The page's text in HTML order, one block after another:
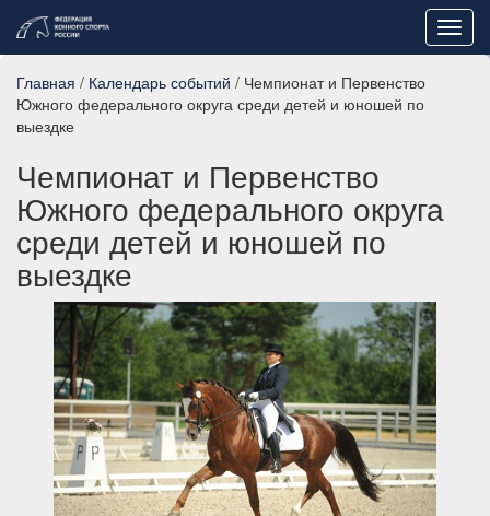
Главная / Календарь событий / Чемпионат и Первенство
Южного федерального округа среди детей и юношей по
выездке
Чемпионат и Первенство
Южного федерального округа
среди детей и юношей по
выездке